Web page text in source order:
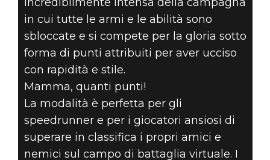
in cui tutte le armi e le abilità sono
sbloccate e si compete per la gloria sotto
forma di punti attribuiti per aver ucciso
con rapidità e stile.
Mamma, quanti punti!
La modalità è perfetta per gli
speedrunner e per i giocatori ansiosi di
superare in classifica i propri amici e
nemici sul campo di battaglia virtuale. I